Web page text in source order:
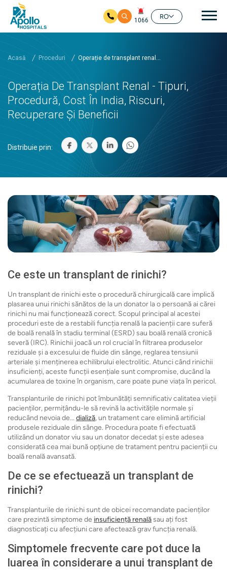
1066
RO
Acasă Proceduri Operație de transplant renal...
Operația De Transplant Renal - Tipuri,
Procedură, Cost În India, Riscuri,
Recuperare Și Beneficii
Distribuie prin:
Ce este un transplant de rinichi?
Un transplant de rinichi este o procedură chirurgicală care implică
plasarea unui rinichi sănătos de la un donator la o persoană ai cărei
rinichi nu mai funcționează corect. Scopul principal al acestei
proceduri este de a restabili funcția renală la pacienții care suferă
de boală renală în stadiu terminal (ESRD) sau boală renală cronică
severă (IRC). Rinichii joacă un rol crucial în filtrarea produselor
reziduale și a excesului de fluide din sânge, reglarea tensiunii
arteriale și menținerea echilibrului electrolitic. Atunci când rinichii
insuficienți, aceste funcții esențiale sunt compromise, ducând la
acumularea de toxine în organism, care poate pune viața în pericol.
Transplanturile de rinichi pot îmbunătăți semnificativ calitatea vieții
pacienților, permițându-le să revină la activitățile normale și
reducând nevoia de... dializă, un tratament care elimină artificial
produsele reziduale din sânge. Procedura poate fi efectuată
utilizând un donator viu sau un donator decedat și este adesea
considerată cea mai bună opțiune de tratament pentru pacienții cu
boală renală avansată.
De ce se efectuează un transplant de
rinichi?
Transplanturile de rinichi sunt de obicei recomandate pacienților
care prezintă simptome de insuficiență renală sau ați fost
diagnosticați cu afecțiuni care afectează grav funcția renală.
Simptomele frecvente care pot duce la
luarea în considerare a unui transplant de